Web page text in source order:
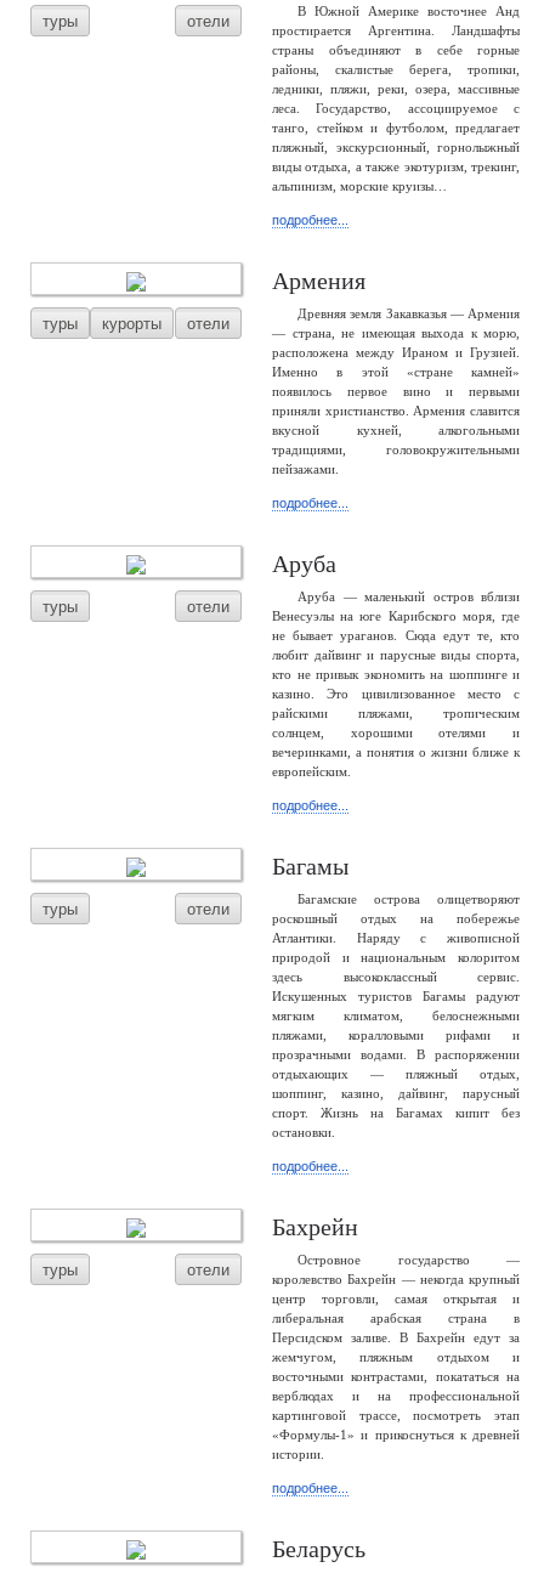
туры отели
В Южной Америке восточнее Анд
простирается Аргентина. Ландшафты
страны объединяют в себе горные
районы, скалистые берега, тропики,
ледники, пляжи, реки, озера, массивные
леса. Государство, ассоциируемое с
танго, стейком и футболом, предлагает
пляжный, экскурсионный, горнолыжный
виды отдыха, а также экотуризм, трекинг,
альпинизм, морские круизы…
подробнее...
туры курорты отели
Армения
Древняя земля Закавказья — Армения
— страна, не имеющая выхода к морю,
расположена между Ираном и Грузией.
Именно в этой «стране камней»
появилось первое вино и первыми
приняли христианство. Армения славится
вкусной кухней, алкогольными
традициями, головокружительными
пейзажами.
подробнее...
туры отели
Аруба
Аруба — маленький остров вблизи
Венесуэлы на юге Карибского моря, где
не бывает ураганов. Сюда едут те, кто
любит дайвинг и парусные виды спорта,
кто не привык экономить на шоппинге и
казино. Это цивилизованное место с
райскими пляжами, тропическим
солнцем, хорошими отелями и
вечеринками, а понятия о жизни ближе к
европейским.
подробнее...
туры отели
Багамы
Багамские острова олицетворяют
роскошный отдых на побережье
Атлантики. Наряду с живописной
природой и национальным колоритом
здесь высококлассный сервис.
Искушенных туристов Багамы радуют
мягким климатом, белоснежными
пляжами, коралловыми рифами и
прозрачными водами. В распоряжении
отдыхающих — пляжный отдых,
шоппинг, казино, дайвинг, парусный
спорт. Жизнь на Багамах кипит без
остановки.
подробнее...
туры отели
Бахрейн
Островное государство —
королевство Бахрейн — некогда крупный
центр торговли, самая открытая и
либеральная арабская страна в
Персидском заливе. В Бахрейн едут за
жемчугом, пляжным отдыхом и
восточными контрастами, покататься на
верблюдах и на профессиональной
картинговой трассе, посмотреть этап
«Формулы-1» и прикоснуться к древней
истории.
подробнее...
Беларусь